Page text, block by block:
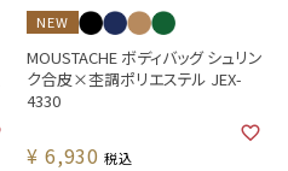
NEW
MOUSTACHE ボディバッグ シュリン
ク合皮×杢調ポリエステル JEX-
4330
¥ 6,930 税込